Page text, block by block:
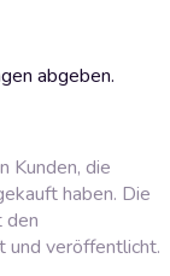
abgeben.
Kunden, die
haben. Die
den
und veröffentlicht.